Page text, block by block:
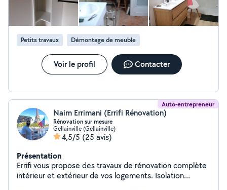
Petits travaux Démontage de meuble
Voir le profil Contacter
Auto-entrepreneur
Naim Errimani (Errifi Rénovation)
Rénovation sur mesure
Gellainville (Gellainville)
4,5/5 (25 avis)
Présentation
Errifi vous propose des travaux de rénovation complète
intérieur et extérieur de vos logements. Isolation